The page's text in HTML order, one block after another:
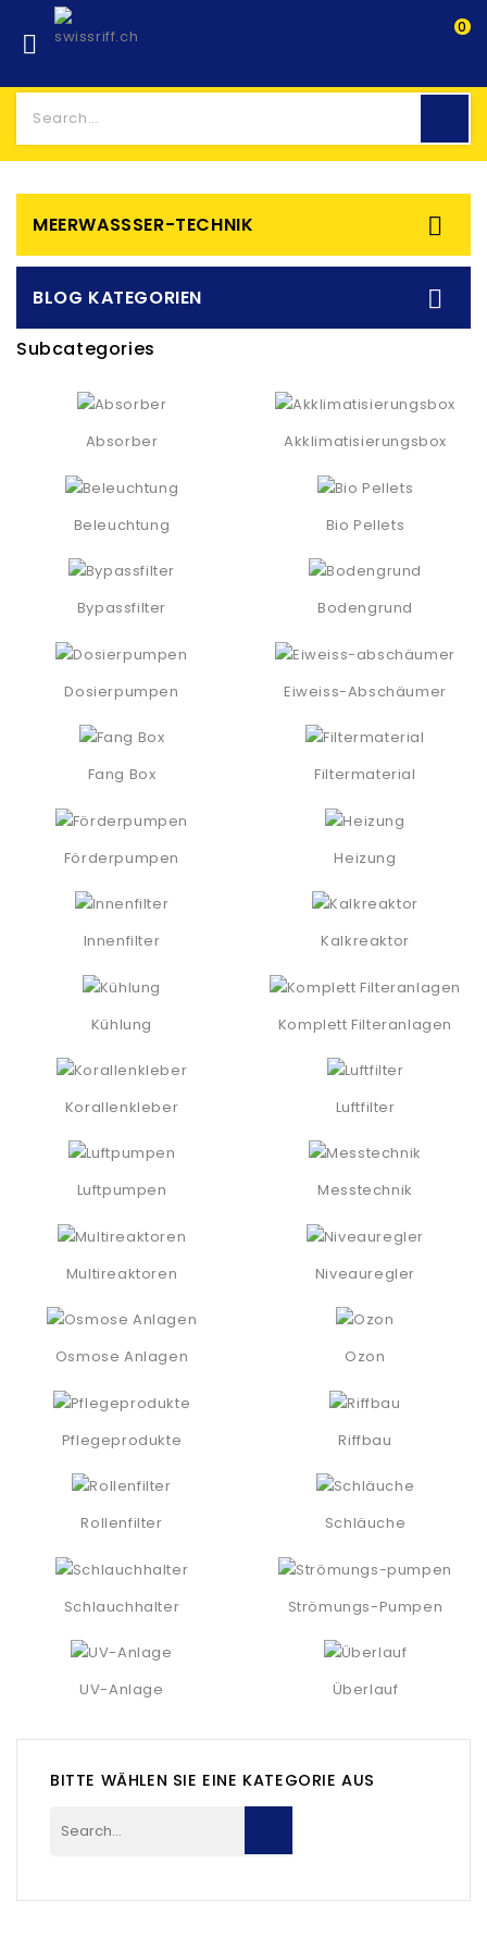

0
MEERWASSSER-TECHNIK 
BLOG KATEGORIEN 
Subcategories
Absorber Akklimatisierungsbox
Beleuchtung Bio Pellets
Bypassfilter Bodengrund
Dosierpumpen Eiweiss-Abschäumer
Fang Box Filtermaterial
Förderpumpen Heizung
Innenfilter Kalkreaktor
Kühlung Komplett Filteranlagen
Korallenkleber Luftfilter
Luftpumpen Messtechnik
Multireaktoren Niveauregler
Osmose Anlagen Ozon
Pflegeprodukte Riffbau
Rollenfilter Schläuche
Schlauchhalter Strömungs-Pumpen
UV-Anlage Überlauf
BITTE WÄHLEN SIE EINE KATEGORIE AUS